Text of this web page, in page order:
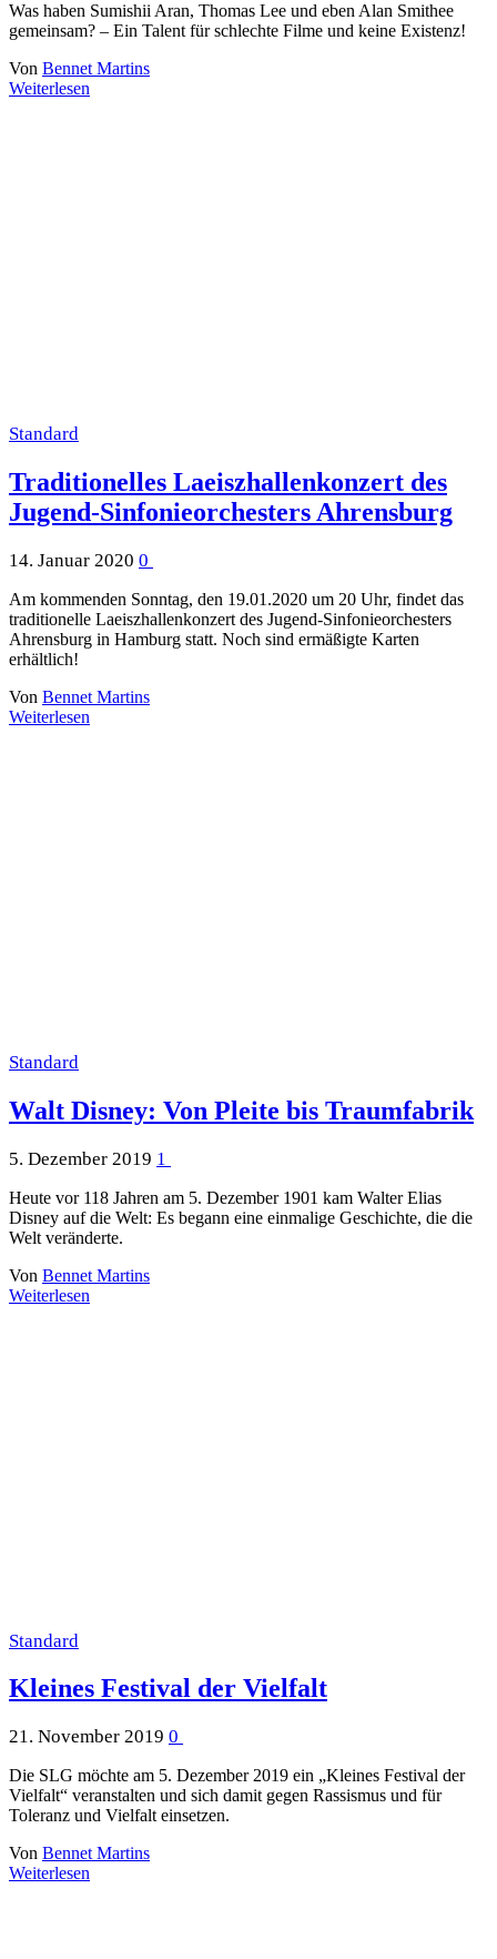
Was haben Sumishii Aran, Thomas Lee und eben Alan Smithee
gemeinsam? – Ein Talent für schlechte Filme und keine Existenz!
Von Bennet Martins
Weiterlesen
Standard
Traditionelles Laeiszhallenkonzert des
Jugend-Sinfonieorchesters Ahrensburg
14. Januar 2020 0
Am kommenden Sonntag, den 19.01.2020 um 20 Uhr, findet das
traditionelle Laeiszhallenkonzert des Jugend-Sinfonieorchesters
Ahrensburg in Hamburg statt. Noch sind ermäßigte Karten
erhältlich!
Von Bennet Martins
Weiterlesen
Standard
Walt Disney: Von Pleite bis Traumfabrik
5. Dezember 2019 1
Heute vor 118 Jahren am 5. Dezember 1901 kam Walter Elias
Disney auf die Welt: Es begann eine einmalige Geschichte, die die
Welt veränderte.
Von Bennet Martins
Weiterlesen
Standard
Kleines Festival der Vielfalt
21. November 2019 0
Die SLG möchte am 5. Dezember 2019 ein „Kleines Festival der
Vielfalt“ veranstalten und sich damit gegen Rassismus und für
Toleranz und Vielfalt einsetzen.
Von Bennet Martins
Weiterlesen